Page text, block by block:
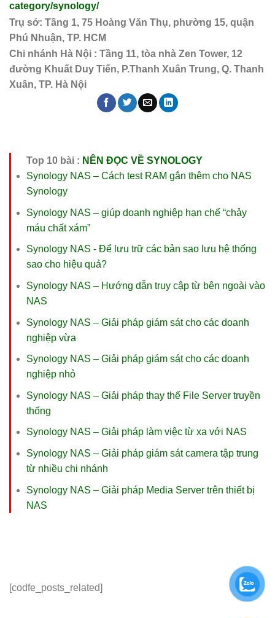
category/synology/
Trụ sở: Tầng 1, 75 Hoàng Văn Thụ, phường 15, quận
Phú Nhuận, TP. HCM
Chi nhánh Hà Nội : Tầng 11, tòa nhà Zen Tower, 12
đường Khuất Duy Tiến, P.Thanh Xuân Trung, Q. Thanh
Xuân, TP. Hà Nội
Top 10 bài : NÊN ĐỌC VỀ SYNOLOGY
Synology NAS – Cách test RAM gắn thêm cho NAS
Synology
Synology NAS – giúp doanh nghiệp hạn chế “chảy
máu chất xám”
Synology NAS - Để lưu trữ các bản sao lưu hệ thống
sao cho hiệu quả?
Synology NAS – Hướng dẫn truy cập từ bên ngoài vào
NAS
Synology NAS – Giải pháp giám sát cho các doanh
nghiệp vừa
Synology NAS – Giải pháp giám sát cho các doanh
nghiệp nhỏ
Synology NAS – Giải pháp thay thế File Server truyền
thống
Synology NAS – Giải pháp làm việc từ xa với NAS
Synology NAS – Giải pháp giám sát camera tập trung
từ nhiều chi nhánh
Synology NAS – Giải pháp Media Server trên thiết bị
NAS
[codfe_posts_related]